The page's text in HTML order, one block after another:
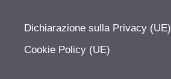
Dichiarazione sulla Privacy (UE)
Cookie Policy (UE)